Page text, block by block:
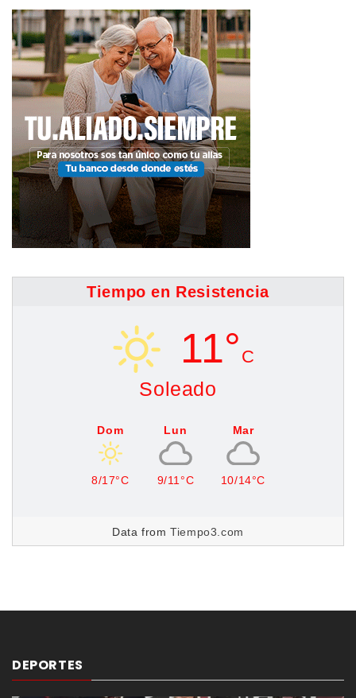
Tiempo en Resistencia
11° C
Soleado
Dom
8/17°C
Lun
9/11°C
Mar
10/14°C
Data fromTiempo3.com
DEPORTES